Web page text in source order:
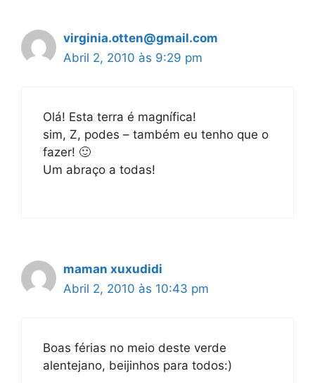
virginia.otten@gmail.com
Abril 2, 2010 às 9:29 pm
Olá! Esta terra é magnífica!
sim, Z, podes – também eu tenho que o
fazer! 🙂
Um abraço a todas!
maman xuxudidi
Abril 2, 2010 às 10:43 pm
Boas férias no meio deste verde
alentejano, beijinhos para todos:)